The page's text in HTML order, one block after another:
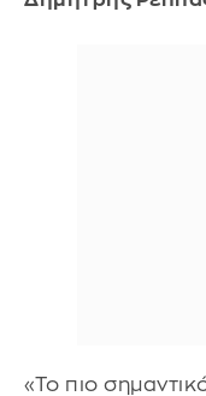
«Το πιο